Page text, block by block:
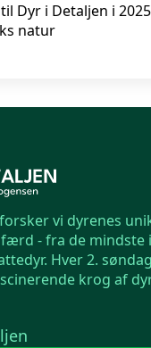
Dyr i Detaljen i
natur
vi dyrenes
- fra de mindste
Hver 2.
krog af